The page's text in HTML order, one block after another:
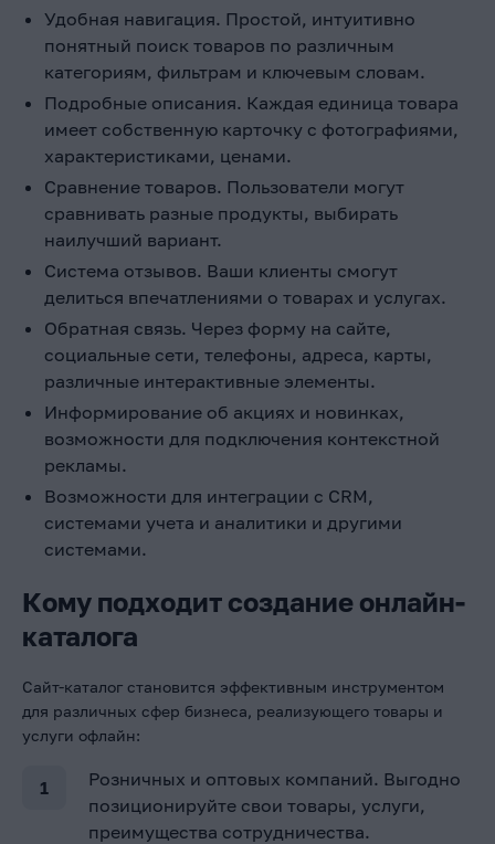
Удобная навигация. Простой, интуитивно
понятный поиск товаров по различным
категориям, фильтрам и ключевым словам.
Подробные описания. Каждая единица товара
имеет собственную карточку с фотографиями,
характеристиками, ценами.
Сравнение товаров. Пользователи могут
сравнивать разные продукты, выбирать
наилучший вариант.
Система отзывов. Ваши клиенты смогут
делиться впечатлениями о товарах и услугах.
Обратная связь. Через форму на сайте,
социальные сети, телефоны, адреса, карты,
различные интерактивные элементы.
Информирование об акциях и новинках,
возможности для подключения контекстной
рекламы.
Возможности для интеграции с CRM,
системами учета и аналитики и другими
системами.
Кому подходит создание онлайн-
каталога
Сайт-каталог становится эффективным инструментом
для различных сфер бизнеса, реализующего товары и
услуги офлайн:
Розничных и оптовых компаний. Выгодно
позиционируйте свои товары, услуги,
преимущества сотрудничества.